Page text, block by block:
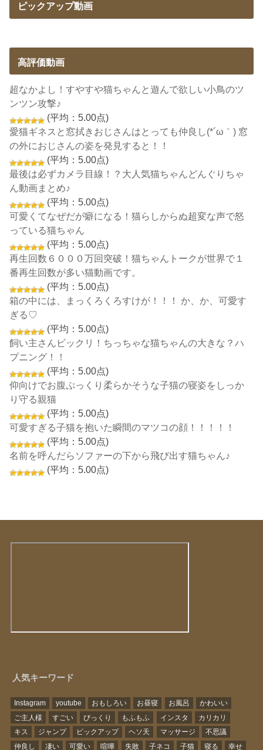
ピックアップ動画
高評価動画
超なかよし！すやすや猫ちゃんと遊んで欲しい小鳥のツ
ンツン攻撃♪
(平均：5.00点)
愛猫ギネスと窓拭きおじさんはとっても仲良し(*´ω｀) 窓
の外におじさんの姿を発見すると！！
(平均：5.00点)
最後は必ずカメラ目線！？大人気猫ちゃんどんぐりちゃ
ん動画まとめ♪
(平均：5.00点)
可愛くてなぜだが癖になる！猫らしからぬ超変な声で怒
っている猫ちゃん
(平均：5.00点)
再生回数６０００万回突破！猫ちゃんトークが世界で１
番再生回数が多い猫動画です。
(平均：5.00点)
箱の中には、まっくろくろすけが！！！ か、か、可愛す
ぎる♡
(平均：5.00点)
飼い主さんビックリ！ちっちゃな猫ちゃんの大きな？ハ
プニング！！
(平均：5.00点)
仰向けでお腹ぷっくり柔らかそうな子猫の寝姿をしっか
り守る親猫
(平均：5.00点)
可愛すぎる子猫を抱いた瞬間のマツコの顔！！！！！
(平均：5.00点)
名前を呼んだらソファーの下から飛び出す猫ちゃん♪
(平均：5.00点)
人気キーワード
Instagram youtube おもしろい お昼寝 お風呂
かわいい
ご主人様
すごい びっくり もふもふ インスタ
カリカリ
キス
ジャンプ ピックアップ ヘソ天 マッサージ
不思議
仲良し
凄い 可愛い 喧嘩 失敗 子ネコ 子猫 寝る
幸せ